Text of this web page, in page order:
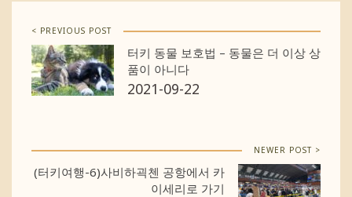
< PREVIOUS POST
터키 동물 보호법 – 동물은 더 이상 상
품이 아니다
2021-09-22
NEWER POST >
(터키여행-6)사비하괵첸 공항에서 카
이세리로 가기